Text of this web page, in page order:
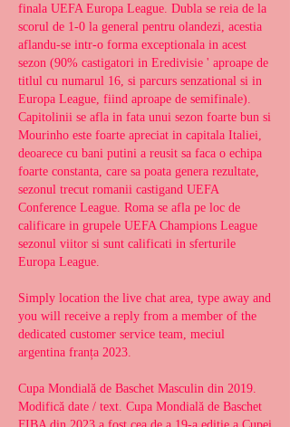
finala UEFA Europa League. Dubla se reia de la
scorul de 1-0 la general pentru olandezi, acestia
aflandu-se intr-o forma exceptionala in acest
sezon (90% castigatori in Eredivisie ' aproape de
titlul cu numarul 16, si parcurs senzational si in
Europa League, fiind aproape de semifinale).
Capitolinii se afla in fata unui sezon foarte bun si
Mourinho este foarte apreciat in capitala Italiei,
deoarece cu bani putini a reusit sa faca o echipa
foarte constanta, care sa poata genera rezultate,
sezonul trecut romanii castigand UEFA
Conference League. Roma se afla pe loc de
calificare in grupele UEFA Champions League
sezonul viitor si sunt calificati in sferturile
Europa League.
Simply location the live chat area, type away and
you will receive a reply from a member of the
dedicated customer service team, meciul
argentina franța 2023.
Cupa Mondială de Baschet Masculin din 2019.
Modifică date / text. Cupa Mondială de Baschet